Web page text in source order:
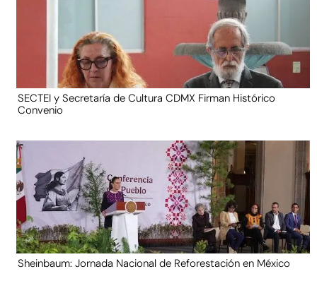
SECTEI y Secretaría de Cultura CDMX Firman Histórico
Convenio
Sheinbaum: Jornada Nacional de Reforestación en México